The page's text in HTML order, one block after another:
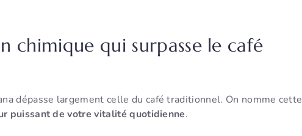
chimique qui surpasse le café
dépasse largement celle du café traditionnel. On nomme cette
puissant de votre vitalité quotidienne.